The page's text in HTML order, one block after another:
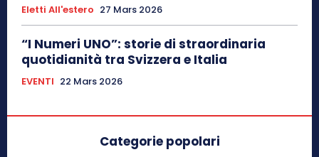
Eletti All'estero 27 Mars 2026
“I Numeri UNO”: storie di straordinaria
quotidianità tra Svizzera e Italia
EVENTI 22 Mars 2026
Categorie popolari